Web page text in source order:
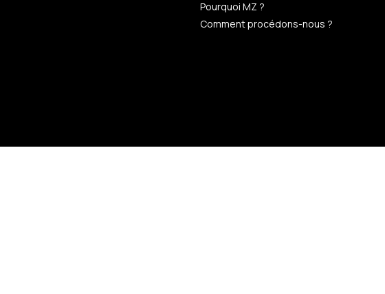
Pourquoi MZ ?
Comment procédons-nous ?